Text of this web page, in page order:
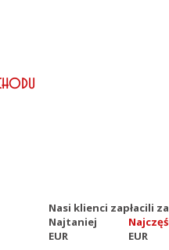
Nasi klienci zapłacili
Najtaniej
EUR
EUR